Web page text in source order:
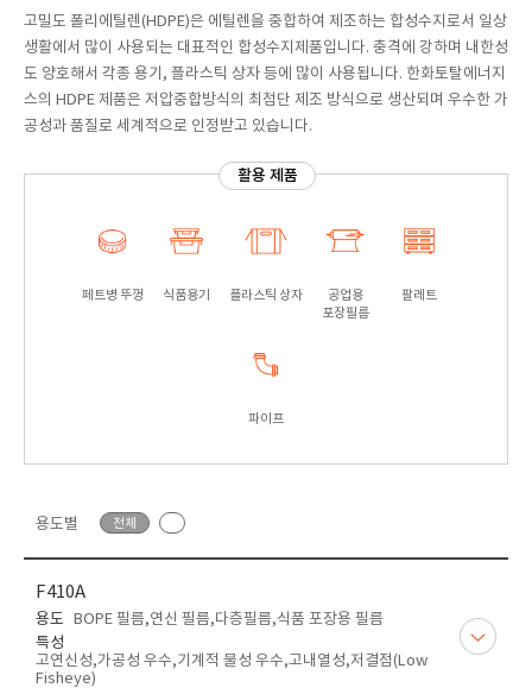
고밀도 폴리에틸렌(HDPE)은 에틸렌을 중합하여 제조하는 합성수지로서 일상
생활에서 많이 사용되는 대표적인 합성수지제품입니다. 충격에 강하며 내한성
도 양호해서 각종 용기, 플라스틱 상자 등에 많이 사용됩니다. 한화토탈에너지
스의 HDPE 제품은 저압중합방식의 최첨단 제조 방식으로 생산되며 우수한 가
공성과 품질로 세계적으로 인정받고 있습니다.
활용 제품
페트병 뚜껑 식품용기 플라스틱 상자
공업용
포장필름
팔레트
파이프
용도별 전체
F410A
용도 BOPE 필름,연신 필름,다층필름,식품 포장용 필름
특성
고연신성,가공성 우수,기계적 물성 우수,고내열성,저결점(Low
Fisheye)